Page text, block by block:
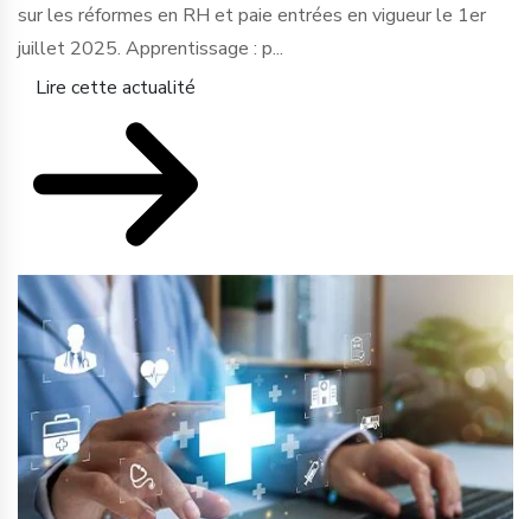
sur les réformes en RH et paie entrées en vigueur le 1er
juillet 2025. Apprentissage : p...
Lire cette actualité